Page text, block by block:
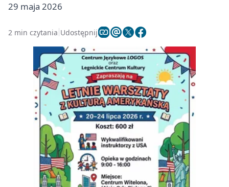
29 maja 2026
2 min czytania Udostępnij